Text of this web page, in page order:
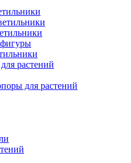
растений
для растений